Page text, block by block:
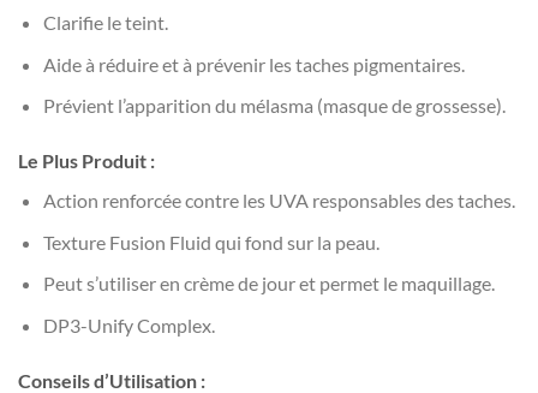
Clarifie le teint.
Aide à réduire et à prévenir les taches pigmentaires.
Prévient l’apparition du mélasma (masque de grossesse).
Le Plus Produit :
Action renforcée contre les UVA responsables des taches.
Texture Fusion Fluid qui fond sur la peau.
Peut s’utiliser en crème de jour et permet le maquillage.
DP3-Unify Complex.
Conseils d’Utilisation :